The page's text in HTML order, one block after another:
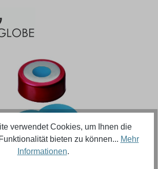
verwendet Cookies, um Ihnen die
bieten zu können... Mehr
Informationen.